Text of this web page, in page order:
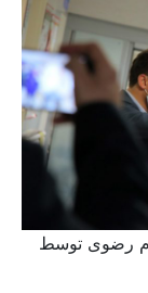
رضوی توسط